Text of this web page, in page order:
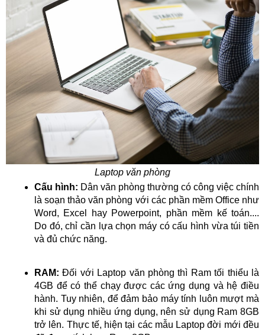
Laptop văn phòng
Cấu hình: Dân văn phòng thường có công việc chính
là soạn thảo văn phòng với các phần mềm Office như
Word, Excel hay Powerpoint, phần mềm kế toán....
Do đó, chỉ cần lựa chọn máy có cấu hình vừa túi tiền
và đủ chức năng.
RAM: Đối với Laptop văn phòng thì Ram tối thiểu là
4GB để có thể chạy được các ứng dụng và hệ điều
hành. Tuy nhiên, để đảm bảo máy tính luôn mượt mà
khi sử dụng nhiều ứng dụng, nên sử dụng Ram 8GB
trở lên. Thực tế, hiện tại các mẫu Laptop đời mới đều